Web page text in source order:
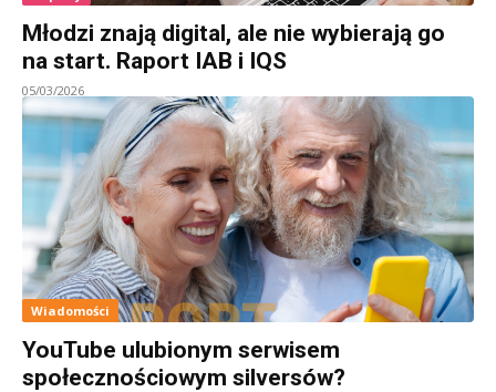
Młodzi znają digital, ale nie wybierają go
na start. Raport IAB i IQS
05/03/2026
Wiadomości
YouTube ulubionym serwisem
społecznościowym silversów?